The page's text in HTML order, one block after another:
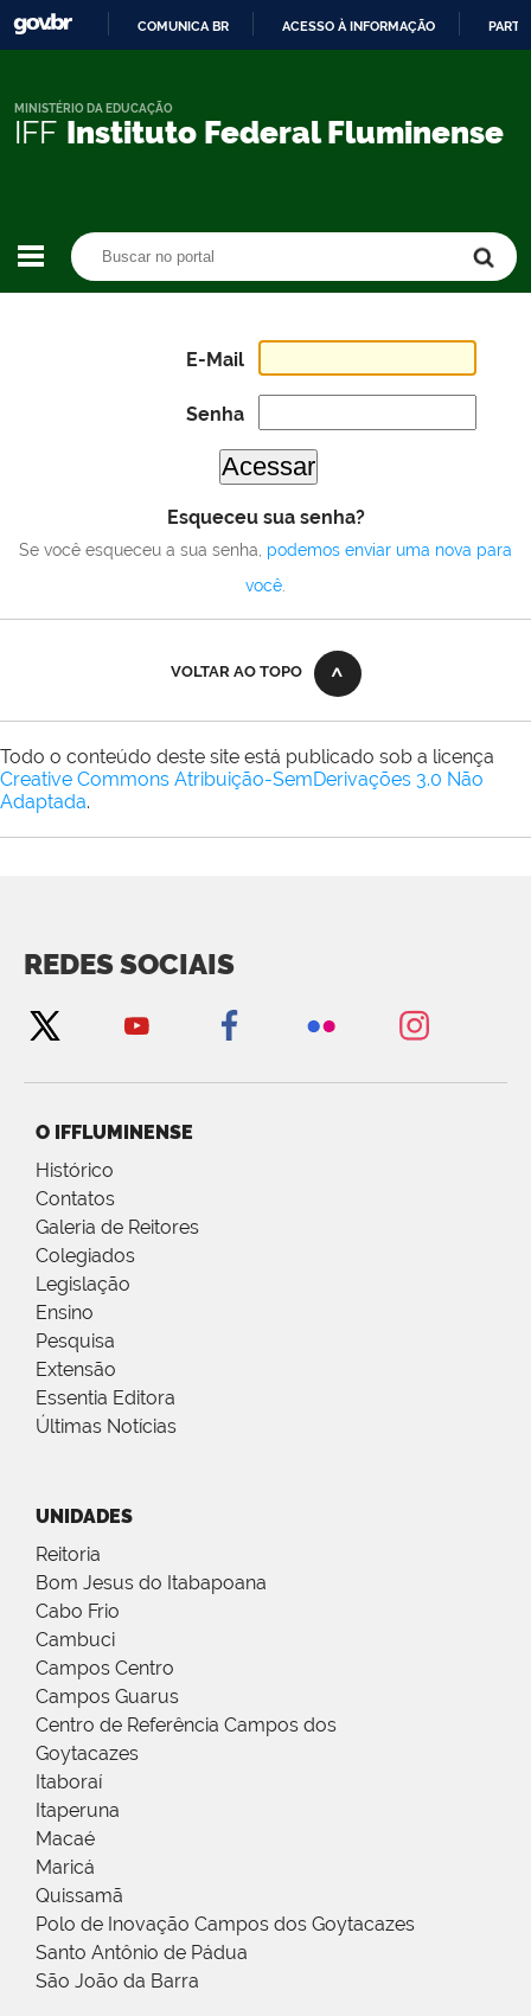
CONTEÚDO
COMUNICA BR ACESSO À INFORMAÇÃO
IFF Instituto Federal Fluminense
MINISTÉRIO DA EDUCAÇÃO
E-Mail
Senha
Esqueceu sua senha?
Se você esqueceu a sua senha, podemos enviar uma nova para
você
VOLTAR AO TOPO
Todo o conteúdo deste site está publicado sob a licença
Creative Commons Atribuição-SemDerivações 3.0 Não
Adaptada.
REDES SOCIAIS
O IFFLUMINENSE
Histórico
Contatos
Galeria de Reitores
Colegiados
Legislação
Ensino
Pesquisa
Extensão
Essentia Editora
Últimas Notícias
UNIDADES
Reitoria
Bom Jesus do Itabapoana
Cabo Frio
Cambuci
Campos Centro
Campos Guarus
Centro de Referência Campos dos
Goytacazes
Itaboraí
Itaperuna
Macaé
Maricá
Quissamã
Polo de Inovação Campos dos Goytacazes
Santo Antônio de Pádua
São João da Barra